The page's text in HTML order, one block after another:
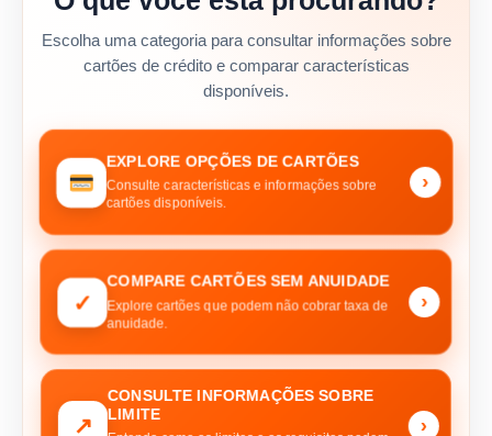
Escolha uma categoria para consultar informações sobre
cartões de crédito e comparar características
disponíveis.
EXPLORE OPÇÕES DE CARTÕES
Consulte características e informações sobre
cartões disponíveis.
›
✓
COMPARE CARTÕES SEM ANUIDADE
Explore cartões que podem não cobrar taxa de
anuidade.
›
↗
CONSULTE INFORMAÇÕES SOBRE
LIMITE
›